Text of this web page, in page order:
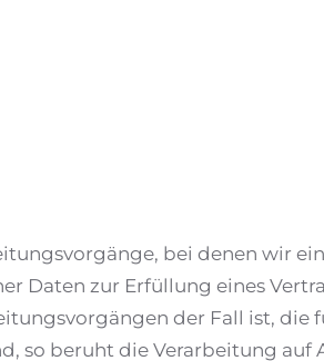
bei denen wir
Daten zur Erfüllung eines
der Fall ist, die
beruht die Verarbeitung auf